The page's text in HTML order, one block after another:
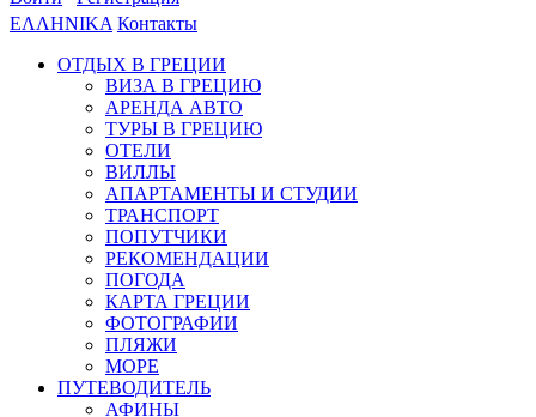
ΕΛΛΗΝΙΚΑ Контакты
ОТДЫХ В ГРЕЦИИ
ВИЗА В ГРЕЦИЮ
АРЕНДА АВТО
ТУРЫ В ГРЕЦИЮ
ОТЕЛИ
ВИЛЛЫ
АПАРТАМЕНТЫ И СТУДИИ
ТРАНСПОРТ
ПОПУТЧИКИ
РЕКОМЕНДАЦИИ
ПОГОДА
КАРТА ГРЕЦИИ
ФОТОГРАФИИ
ПЛЯЖИ
МОРЕ
ПУТЕВОДИТЕЛЬ
АФИНЫ